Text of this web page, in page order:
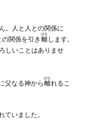
。人と人との関係に
関係を引き 離
はな
します。
しいことはありませ
父なる神から 離
はな
れるこ
ていました。